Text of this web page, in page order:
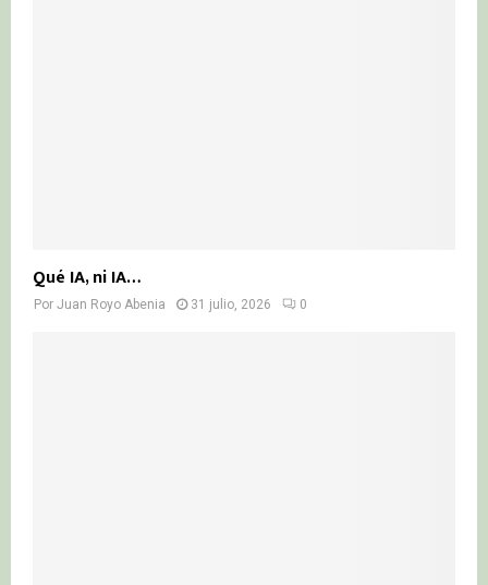
Qué IA, ni IA…
Por Juan Royo Abenia 31 julio, 2026 0